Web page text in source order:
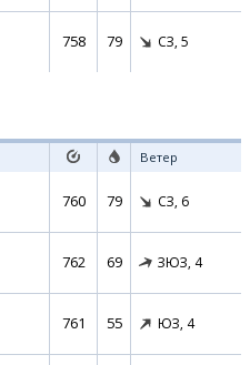
758 79 СЗ, 5
Ветер
760 79 СЗ, 6
762 69 ЗЮЗ, 4
761 55 ЮЗ, 4